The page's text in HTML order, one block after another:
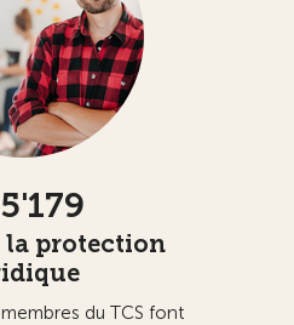
la protection
du TCS font